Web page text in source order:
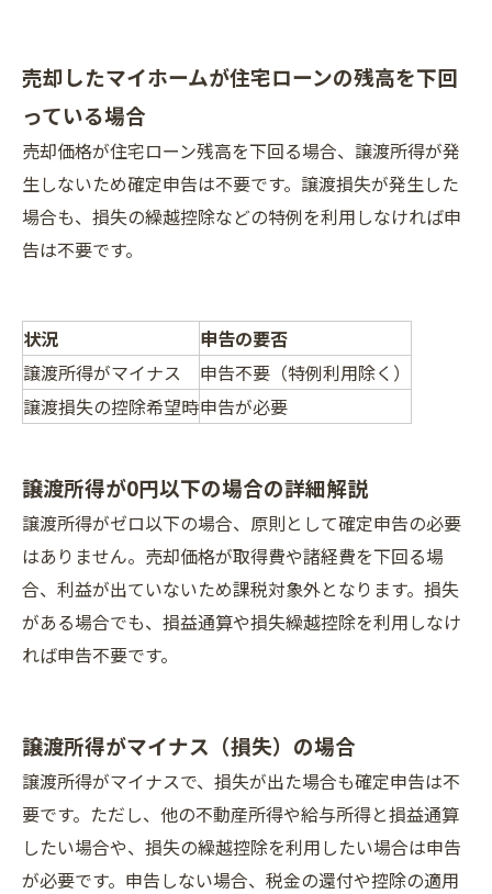
売却したマイホームが住宅ローンの残高を下回
っている場合
売却価格が住宅ローン残高を下回る場合、譲渡所得が発
生しないため確定申告は不要です。譲渡損失が発生した
場合も、損失の繰越控除などの特例を利用しなければ申
告は不要です。
状況
申告の要否
譲渡所得がマイナス
申告不要（特例利用除く）
譲渡損失の控除希望時申告が必要
譲渡所得が0円以下の場合の詳細解説
譲渡所得がゼロ以下の場合、原則として確定申告の必要
はありません。売却価格が取得費や諸経費を下回る場
合、利益が出ていないため課税対象外となります。損失
がある場合でも、損益通算や損失繰越控除を利用しなけ
れば申告不要です。
譲渡所得がマイナス（損失）の場合
譲渡所得がマイナスで、損失が出た場合も確定申告は不
要です。ただし、他の不動産所得や給与所得と損益通算
したい場合や、損失の繰越控除を利用したい場合は申告
が必要です。申告しない場合、税金の還付や控除の適用